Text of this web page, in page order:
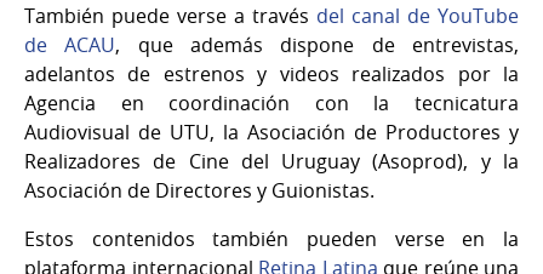
También puede verse a través del canal de YouTube
de ACAU, que además dispone de entrevistas,
adelantos de estrenos y videos realizados por la
Agencia en coordinación con la tecnicatura
Audiovisual de UTU, la Asociación de Productores y
Realizadores de Cine del Uruguay (Asoprod), y la
Asociación de Directores y Guionistas.
Estos contenidos también pueden verse en la
plataforma internacional Retina Latina que reúne una